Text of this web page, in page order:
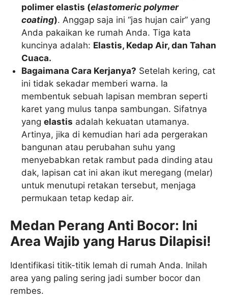
polimer elastis (elastomeric polymer
coating). Anggap saja ini “jas hujan cair” yang
Anda pakaikan ke rumah Anda. Tiga kata
kuncinya adalah: Elastis, Kedap Air, dan Tahan
Cuaca.
Bagaimana Cara Kerjanya? Setelah kering, cat
ini tidak sekadar memberi warna. Ia
membentuk sebuah lapisan membran seperti
karet yang mulus tanpa sambungan. Sifatnya
yangelastis adalah kekuatan utamanya.
Artinya, jika di kemudian hari ada pergerakan
bangunan atau perubahan suhu yang
menyebabkan retak rambut pada dinding atau
dak, lapisan cat ini akan ikut meregang (melar)
untuk menutupi retakan tersebut, menjaga
permukaan tetap kedap air.
Medan Perang Anti Bocor: Ini
Area Wajib yang Harus Dilapisi!
Identifikasi titik-titik lemah di rumah Anda. Inilah
area yang paling sering jadi sumber bocor dan
rembes.